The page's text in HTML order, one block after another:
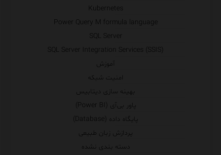
Kubernetes
Power Query M formula language
SQL Server
SQL Server Integration Services (SSIS)
آموزش
امنیت شبکه
بهینه سازی دیتابیس
پاور بی‌آی (Power BI)
پایگاه داده (Database)
پردازش زبان طبیعی
دسته بندی نشده